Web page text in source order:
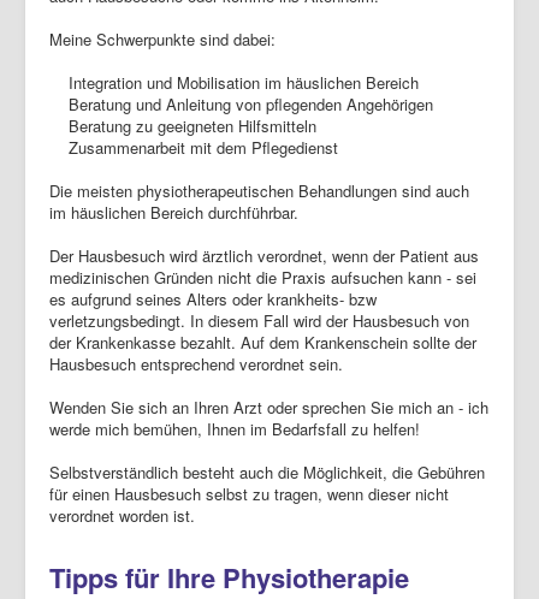
Meine Schwerpunkte sind dabei:
Integration und Mobilisation im häuslichen Bereich
Beratung und Anleitung von pflegenden Angehörigen
Beratung zu geeigneten Hilfsmitteln
Zusammenarbeit mit dem Pflegedienst
Die meisten physiotherapeutischen Behandlungen sind auch
im häuslichen Bereich durchführbar.
Der Hausbesuch wird ärztlich verordnet, wenn der Patient aus
medizinischen Gründen nicht die Praxis aufsuchen kann - sei
es aufgrund seines Alters oder krankheits- bzw
verletzungsbedingt. In diesem Fall wird der Hausbesuch von
der Krankenkasse bezahlt. Auf dem Krankenschein sollte der
Hausbesuch entsprechend verordnet sein.
Wenden Sie sich an Ihren Arzt oder sprechen Sie mich an - ich
werde mich bemühen, Ihnen im Bedarfsfall zu helfen!
Selbstverständlich besteht auch die Möglichkeit, die Gebühren
für einen Hausbesuch selbst zu tragen, wenn dieser nicht
verordnet worden ist.
Tipps für Ihre Physiotherapie